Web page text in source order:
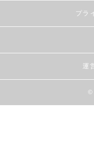
プラ
運
©